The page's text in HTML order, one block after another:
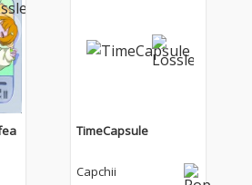
TimeCapsule
Capchii